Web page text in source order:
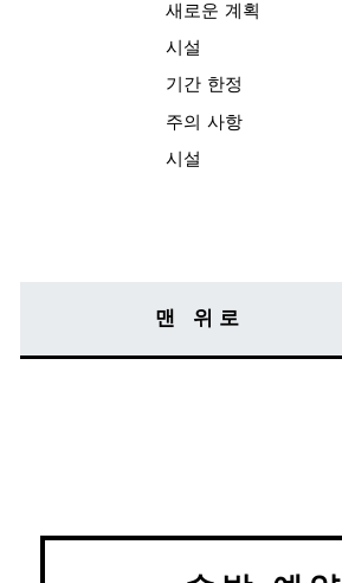
새로운 계획
시설
기간 한정
주의 사항
시설
맨 위로